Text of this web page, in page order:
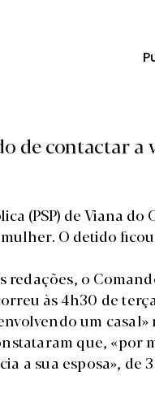
de contactar
(PSP) de Viana
O detido
redações, o
às 4h30 de
um
que,
a sua esposa», de